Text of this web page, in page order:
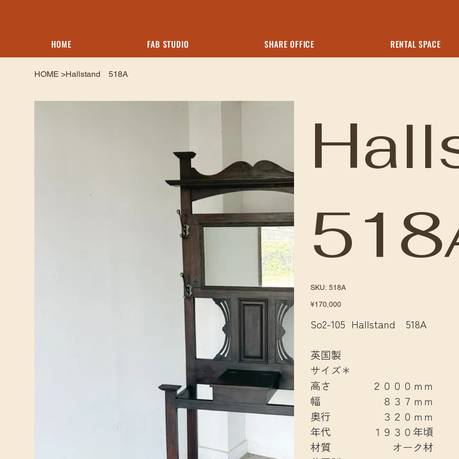
HOME FAB STUDIO SHARE OFFICE RENTAL SPACE
HOME >Hallstand 518A
SKU: SKU
518A
518A
Price
¥170,000
So2-105 Hallstand 518A
英国製
サイズ＊
高さ ２０００ｍｍ
幅 ８３７ｍｍ
奥行 ３２０ｍｍ
年代 １９３０年頃
材質 オーク材